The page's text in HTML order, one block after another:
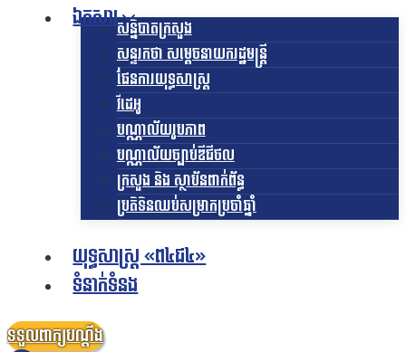
ឯកសារសន្និបាតក្រសួង
សន្ទរកថា សម្តេចនាយករដ្ឋមន្ត្រី
ផែនការយុទ្ធសាស្រ្ត
វីដេអូ
បណ្ណាល័យរូបភាព
បណ្ណាល័យច្បាប់ឌីជីថល
ក្រសួង និង ស្ថាប័នពាក់ព័ន្ធ
ប្រតិទិនឈប់សម្រាកប្រចាំឆ្នាំ
យុទ្ធសាស្ត្រ «ព៤ជ៤»
ទំនាក់ទំនង
ទទួលពាក្យបណ្តឹង